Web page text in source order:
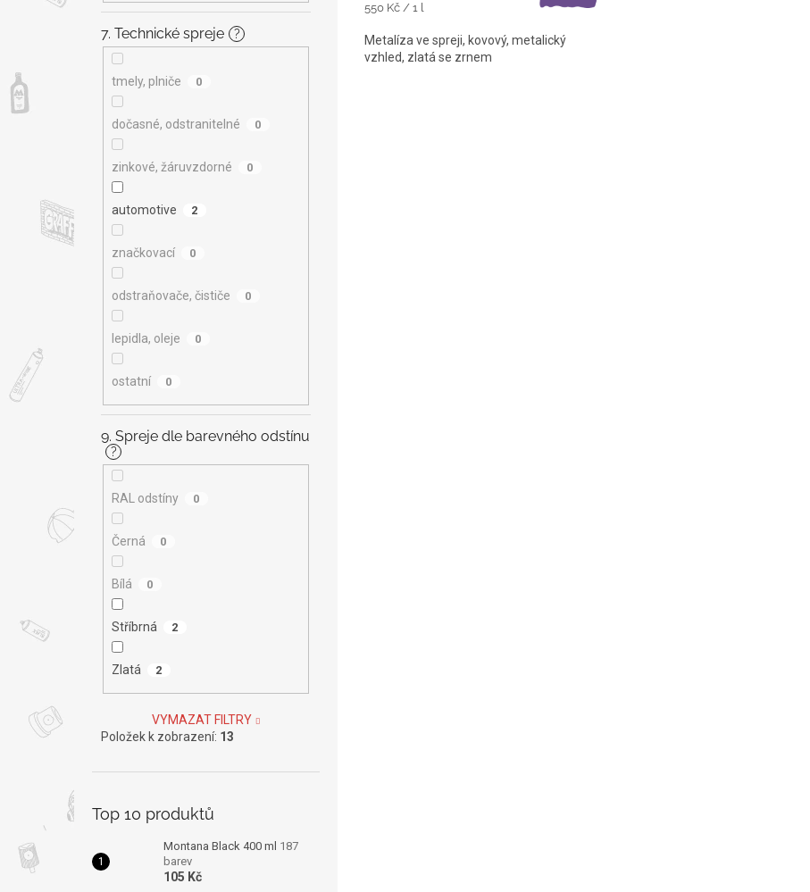
7. Technické spreje ?
tmely, plniče 0
dočasné, odstranitelné 0
zinkové, žáruvzdorné 0
automotive 2
značkovací 0
odstraňovače, čističe 0
lepidla, oleje 0
ostatní 0
9. Spreje dle barevného odstínu
?
RAL odstíny 0
Černá 0
Bílá 0
Stříbrná 2
Zlatá 2
VYMAZAT FILTRY
Položek k zobrazení: 13
Top 10 produktů
Montana Black 400 ml 187
barev
105 Kč
Měrná
550 Kč / 1 l
Metalíza ve spreji, kovový, metalický
vzhled, zlatá se zrnem